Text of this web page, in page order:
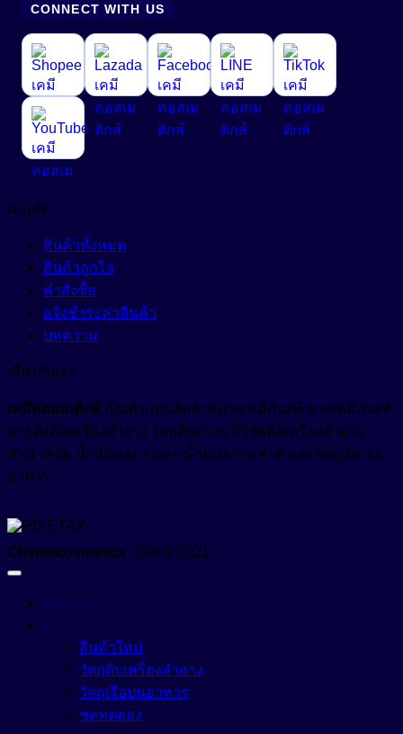
CONNECT WITH US
เมนูลัด
สินค้าทั้งหมด
สินค้าถูกใจ
คำสั่งซื้อ
แจ้งชำระค่าสินค้า
บทความ
เกี่ยวกับเรา
เคมีคอสเมติกส์ เป็นตัวแทนจัดจำหน่ายเคมีภัณฑ์ ขายเคมีภัณฑ์
สารตั้งต้นเครื่องสำอาง วัตถุดิบต่างๆ ที่ใช้ผลิตเครื่องสำอาง
หัวน้ำหอม น้ำมันหอมระเหย น้ำมันธรรมชาติ และวัตถุเจือปน
อาหาร
Chemecosmetics : Since 2021
สินค้าใหม่
วัตถุดิบเครื่องสำอาง
วัตถุเจือปนอาหาร
ชุดทดลอง